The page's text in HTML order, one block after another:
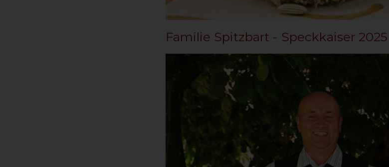
Familie Spitzbart - Speckkaiser